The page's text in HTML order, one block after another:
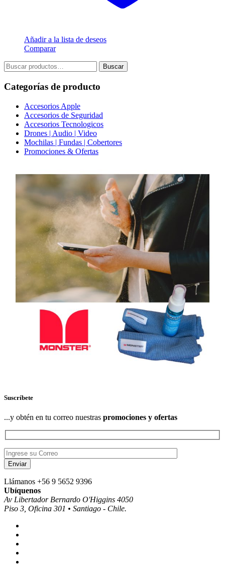
Añadir a la lista de deseos
Comparar
Buscar
por:
Buscar
Categorías de producto
Accesorios Apple
Accesorios de Seguridad
Accesorios Tecnologicos
Drones | Audio | Video
Mochilas | Fundas | Cobertores
Promociones & Ofertas
Suscríbete
...y obtén en tu correo nuestras promociones y ofertas
Llámanos +56 9 5652 9396
Ubíquenos
Av Libertador Bernardo O'Higgins 4050
Piso 3, Oficina 301 • Santiago - Chile.